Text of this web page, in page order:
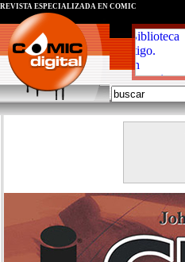
REVISTA ESPECIALIZADA EN CÓMIC